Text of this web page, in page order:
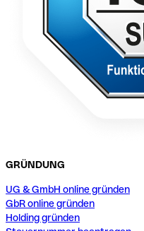
GRÜNDUNG
UG & GmbH online gründen
GbR online gründen
Holding gründen